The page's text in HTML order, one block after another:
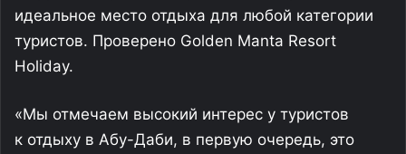
идеальное место отдыха для любой категории
туристов. Проверено Golden Manta Resort
Holiday.
«Мы отмечаем высокий интерес у туристов
к отдыху в Абу-Даби, в первую очередь, это